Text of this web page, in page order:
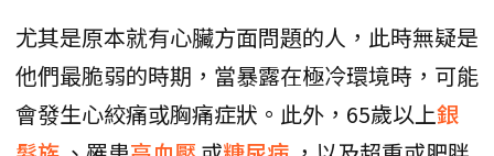
尤其是原本就有心臟方面問題的人，此時無疑是
他們最脆弱的時期，當暴露在極冷環境時，可能
會發生心絞痛或胸痛症狀。此外，65歲以上銀